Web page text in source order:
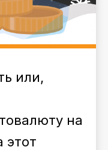
или,
на
этот